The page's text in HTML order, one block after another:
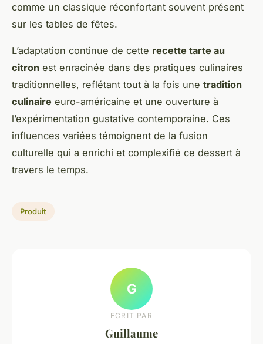
comme un classique réconfortant souvent présent
sur les tables de fêtes.
L’adaptation continue de cette recette tarte au
citron est enracinée dans des pratiques culinaires
traditionnelles, reflétant tout à la fois une tradition
culinaire euro-américaine et une ouverture à
l’expérimentation gustative contemporaine. Ces
influences variées témoignent de la fusion
culturelle qui a enrichi et complexifié ce dessert à
travers le temps.
Produit
G
ECRIT PAR
Guillaume